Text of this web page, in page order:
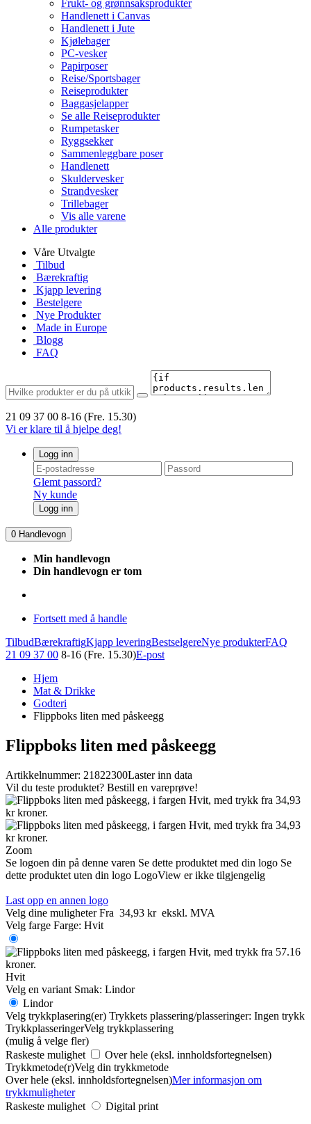
Frukt- og grønnsaksprodukter
Handlenett i Canvas
Handlenett i Jute
Kjølebager
PC-vesker
Papirposer
Reise/Sportsbager
Reiseprodukter
Baggasjelapper
Se alle Reiseprodukter
Rumpetasker
Ryggsekker
Sammenleggbare poser
Handlenett
Skuldervesker
Strandvesker
Trillebager
Vis alle varene
Alle produkter
Våre Utvalgte
Tilbud
Bærekraftig
Kjapp levering
Bestelgere
Nye Produkter
Made in Europe
Blogg
FAQ
21 09 37 00 8-16 (Fre. 15.30)
Vi er klare til å hjelpe deg!
Logg inn
Glemt passord?
Ny kunde
Logg inn
0 Handlevogn
Min handlevogn
Din handlevogn er tom
Fortsett med å handle
TilbudBærekraftigKjapp leveringBestselgereNye produkterFAQ
21 09 37 00 8-16 (Fre. 15.30)E-post
Hjem
Mat & Drikke
Godteri
Flippboks liten med påskeegg
Flippboks liten med påskeegg
Artikkelnummer: 21822300Laster inn data
Vil du teste produktet? Bestill en vareprøve!
Zoom
Se logoen din på denne varen Se dette produktet med din logo Se
dette produktet uten din logo LogoView er ikke tilgjengelig
Last opp en annen logo
Velg dine muligheter Fra 34,93 kr ekskl. MVA
Velg farge Farge: Hvit
Hvit
Velg en variant Smak: Lindor
Lindor
Velg trykkplasering(er) Trykkets plassering/plasseringer: Ingen trykk
TrykkplasseringerVelg trykkplassering
(mulig å velge fler)
Raskeste mulighet
Over hele (eksl. innholdsfortegnelsen)
Trykkmetode(r)Velg din trykkmetode
Over hele (eksl. innholdsfortegnelsen)Mer informasjon om
trykkmuligheter
Raskeste mulighet
Digital print